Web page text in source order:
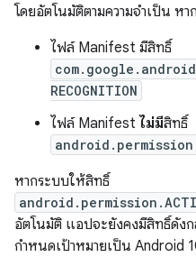
โดยอัตโนมัติตามความจำเป็น ห
ไฟล์ Manifest มีสิทธิ์
RECOGNITION
ไฟล์ Manifest ไม่มีสิทธิ์
หากระบบให้สิทธิ์
อัตโนมัติ แอปจะยังคงมีสิทธิ์ดัง
กำหนดเป้าหมายเป็น Android